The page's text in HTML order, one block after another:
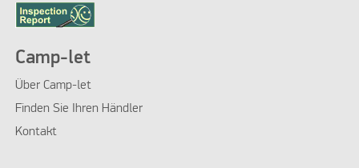
KÜCHE ALL ROUND
Camp-let
Über Camp-let
Finden Sie Ihren Händler
Kontakt